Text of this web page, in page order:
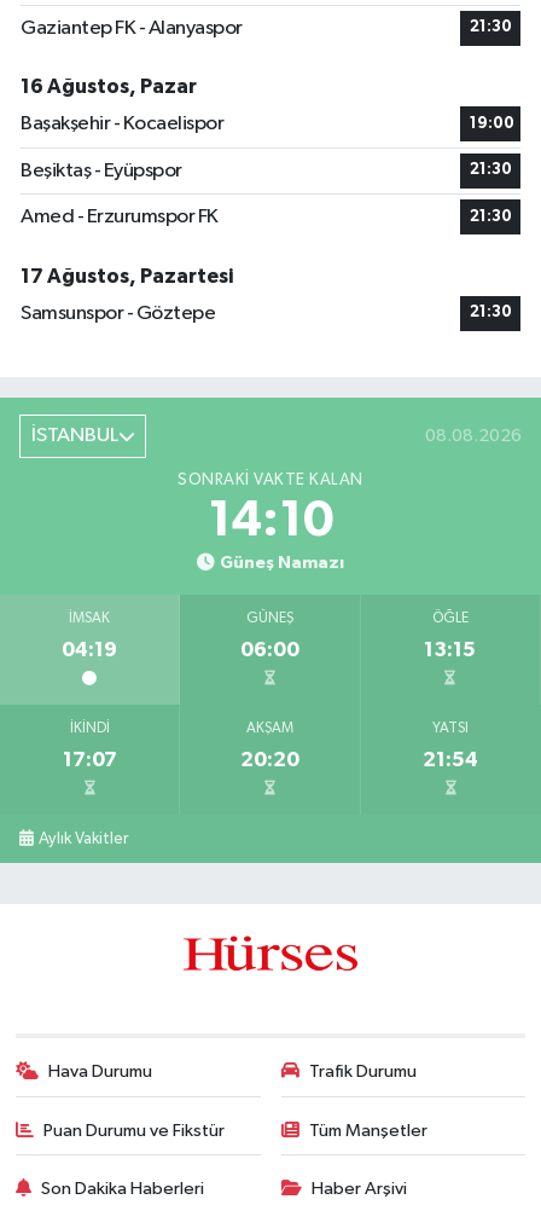
Gaziantep FK - Alanyaspor 21:30
16 Ağustos, Pazar
Başakşehir - Kocaelispor
19:00
Beşiktaş - Eyüpspor 21:30
Amed - Erzurumspor FK 21:30
17 Ağustos, Pazartesi
Samsunspor - Göztepe
21:30
İSTANBUL 08.08.2026
SONRAKI VAKTE KALAN
14:10
Güneş Namazı
İMSAK
04:19
GÜNEŞ
06:00
ÖĞLE
13:15
İKINDI
17:07
AKŞAM
20:20
YATSI
21:54
Aylık Vakitler
Hava Durumu Trafik Durumu
Puan Durumu ve Fikstür Tüm Manşetler
Son Dakika Haberleri Haber Arşivi